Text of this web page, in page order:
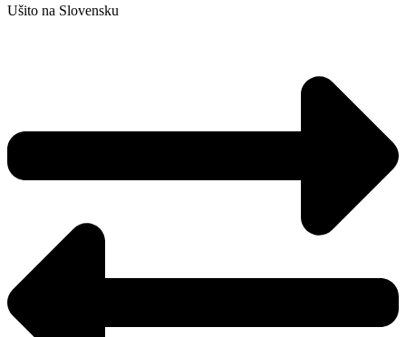
Ušito na Slovensku